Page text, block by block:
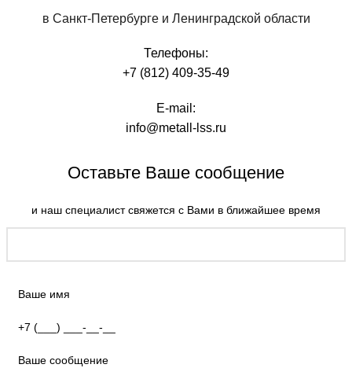
в Санкт-Петербурге и Ленинградской области
Телефоны:
+7 (812) 409-35-49
E-mail:
info@metall-lss.ru
Оставьте Ваше сообщение
и наш специалист свяжется с Вами в ближайшее время